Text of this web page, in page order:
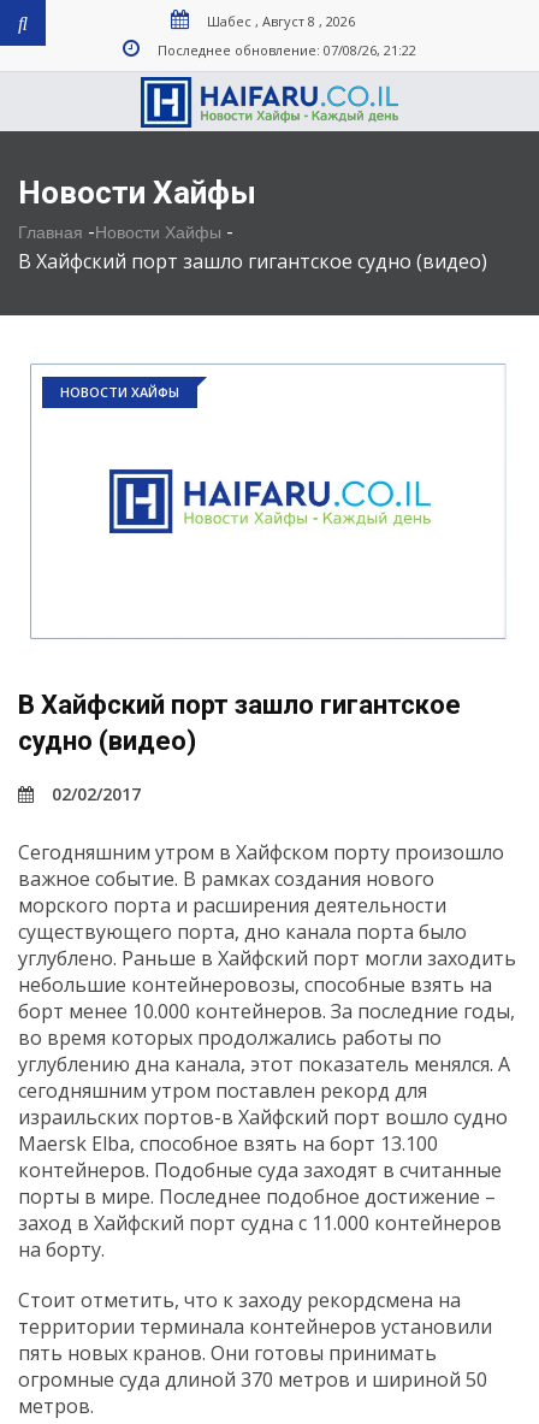
Шабес , Август 8 , 2026
Последнее обновление: 07/08/26, 21:22
Новости Хайфы
Главная -Новости Хайфы -
В Хайфский порт зашло гигантское судно (видео)
НОВОСТИ ХАЙФЫ
В Хайфский порт зашло гигантское
судно (видео)
02/02/2017
Сегодняшним утром в Хайфском порту произошло
важное событие. В рамках создания нового
морского порта и расширения деятельности
существующего порта, дно канала порта было
углублено. Раньше в Хайфский порт могли заходить
небольшие контейнеровозы, способные взять на
борт менее 10.000 контейнеров. За последние годы,
во время которых продолжались работы по
углублению дна канала, этот показатель менялся. А
сегодняшним утром поставлен рекорд для
израильских портов-в Хайфский порт вошло судно
Maersk Elba, способное взять на борт 13.100
контейнеров. Подобные суда заходят в считанные
порты в мире. Последнее подобное достижение –
заход в Хайфский порт судна с 11.000 контейнеров
на борту.
Стоит отметить, что к заходу рекордсмена на
территории терминала контейнеров установили
пять новых кранов. Они готовы принимать
огромные суда длиной 370 метров и шириной 50
метров.